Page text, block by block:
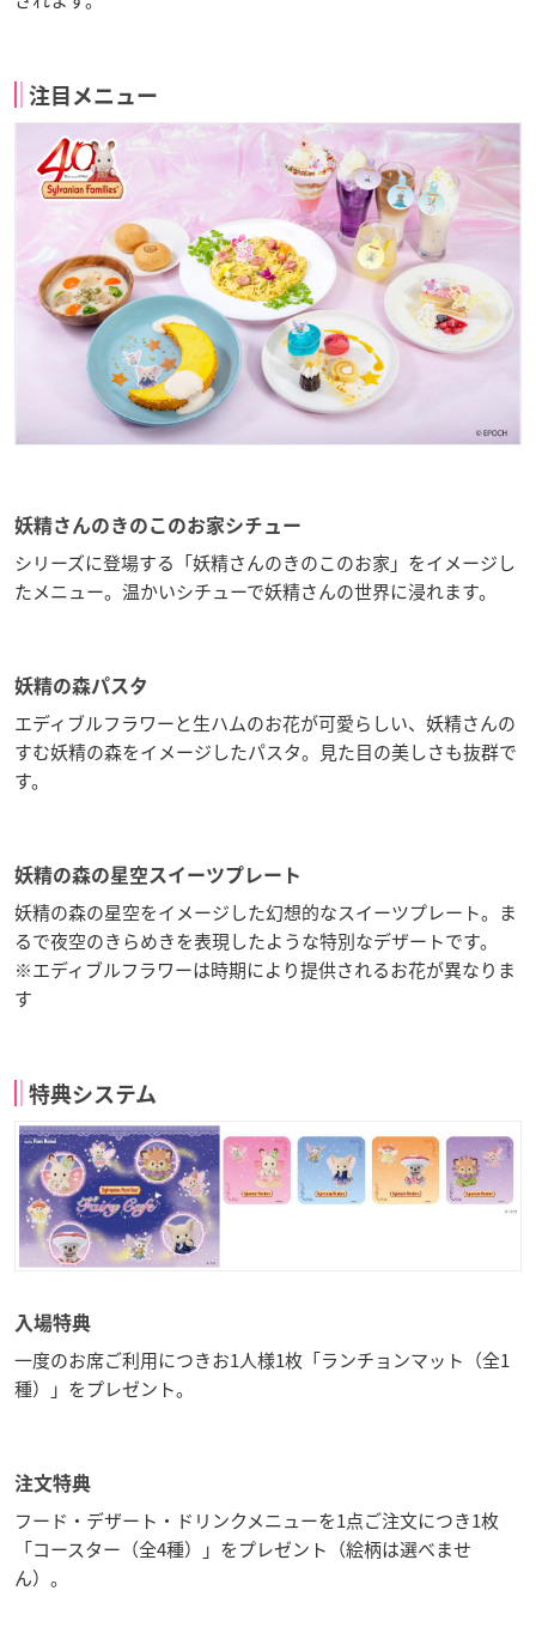
注目メニュー
妖精さんのきのこのお家シチュー
シリーズに登場する「妖精さんのきのこのお家」をイメージし
たメニュー。温かいシチューで妖精さんの世界に浸れます。
妖精の森パスタ
エディブルフラワーと生ハムのお花が可愛らしい、妖精さんの
すむ妖精の森をイメージしたパスタ。見た目の美しさも抜群で
す。
妖精の森の星空スイーツプレート
妖精の森の星空をイメージした幻想的なスイーツプレート。ま
るで夜空のきらめきを表現したような特別なデザートです。
※エディブルフラワーは時期により提供されるお花が異なりま
す
特典システム
入場特典
一度のお席ご利用につきお1人様1枚「ランチョンマット（全1
種）」をプレゼント。
注文特典
フード・デザート・ドリンクメニューを1点ご注文につき1枚
「コースター（全4種）」をプレゼント（絵柄は選べませ
ん）。